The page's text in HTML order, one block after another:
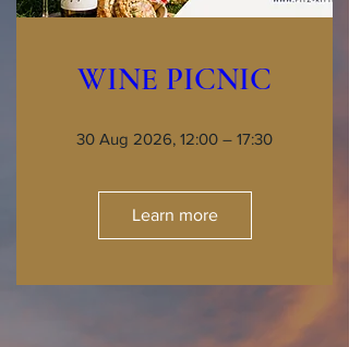
WINE PICNIC
30 Aug 2026, 12:00 – 17:30
Learn more